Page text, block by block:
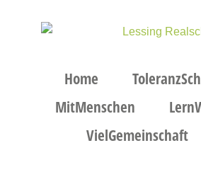
Home
MitMenschen
VielGemeinschaft